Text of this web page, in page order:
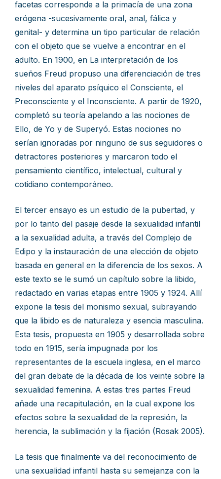
facetas corresponde a la primacía de una zona
erógena -sucesivamente oral, anal, fálica y
genital- y determina un tipo particular de relación
con el objeto que se vuelve a encontrar en el
adulto. En 1900, en La interpretación de los
sueños Freud propuso una diferenciación de tres
niveles del aparato psíquico el Consciente, el
Preconsciente y el Inconsciente. A partir de 1920,
completó su teoría apelando a las nociones de
Ello, de Yo y de Superyó. Estas nociones no
serían ignoradas por ninguno de sus seguidores o
detractores posteriores y marcaron todo el
pensamiento científico, intelectual, cultural y
cotidiano contemporáneo.
El tercer ensayo es un estudio de la pubertad, y
por lo tanto del pasaje desde la sexualidad infantil
a la sexualidad adulta, a través del Complejo de
Edipo y la instauración de una elección de objeto
basada en general en la diferencia de los sexos. A
este texto se le sumó un capítulo sobre la libido,
redactado en varias etapas entre 1905 y 1924. Allí
expone la tesis del monismo sexual, subrayando
que la libido es de naturaleza y esencia masculina.
Esta tesis, propuesta en 1905 y desarrollada sobre
todo en 1915, sería impugnada por los
representantes de la escuela inglesa, en el marco
del gran debate de la década de los veinte sobre la
sexualidad femenina. A estas tres partes Freud
añade una recapitulación, en la cual expone los
efectos sobre la sexualidad de la represión, la
herencia, la sublimación y la fijación (Rosak 2005).
La tesis que finalmente va del reconocimiento de
una sexualidad infantil hasta su semejanza con la